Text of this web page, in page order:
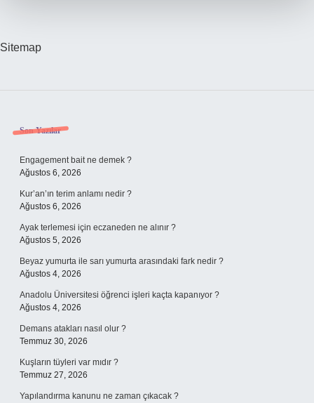
Sitemap
Sidebar
Son Yazılar
Engagement bait ne demek ?
Ağustos 6, 2026
Kur’an’ın terim anlamı nedir ?
Ağustos 6, 2026
Ayak terlemesi için eczaneden ne alınır ?
Ağustos 5, 2026
Beyaz yumurta ile sarı yumurta arasındaki fark nedir ?
Ağustos 4, 2026
Anadolu Üniversitesi öğrenci işleri kaçta kapanıyor ?
Ağustos 4, 2026
Demans atakları nasıl olur ?
Temmuz 30, 2026
Kuşların tüyleri var mıdır ?
Temmuz 27, 2026
Yapılandırma kanunu ne zaman çıkacak ?